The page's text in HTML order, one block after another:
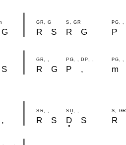
G R G S G R PG
G R S R G P
G R, , P G, , D P, , PG, ,
S R G P , m
S R S D S GR
, R S D S R